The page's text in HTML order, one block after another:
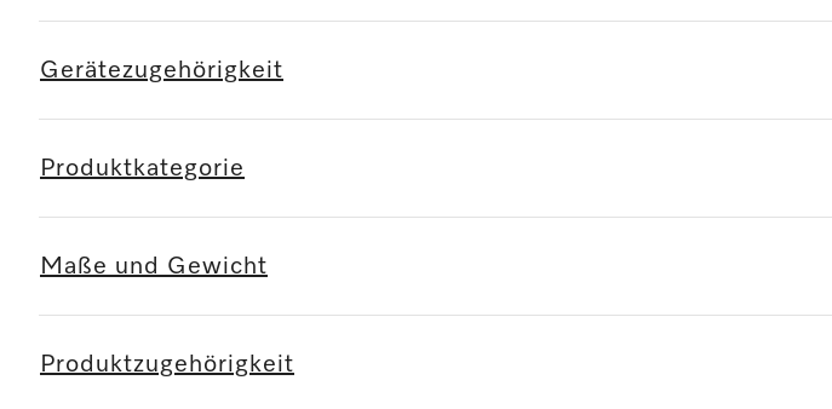
Gerätezugehörigkeit
Produktkategorie
Maße und Gewicht
Produktzugehörigkeit